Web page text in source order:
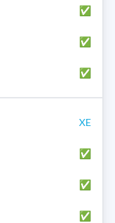
✅
✅
✅
XE
✅
✅
✅